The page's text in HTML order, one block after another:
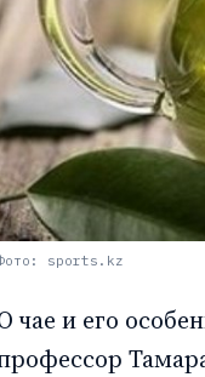
sports.kz
чае и его